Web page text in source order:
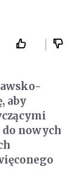
aby
nowych